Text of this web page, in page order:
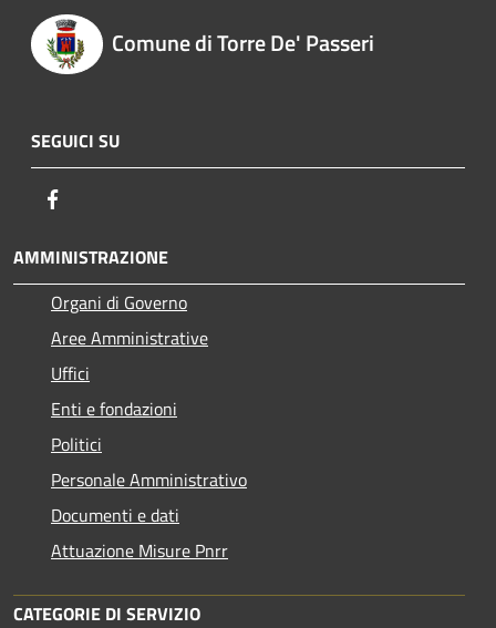
Comune di Torre De' Passeri
SEGUICI SU
AMMINISTRAZIONE
Organi di Governo
Aree Amministrative
Uffici
Enti e fondazioni
Politici
Personale Amministrativo
Documenti e dati
Attuazione Misure Pnrr
CATEGORIE DI SERVIZIO